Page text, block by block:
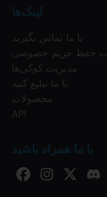
لینک‌ها
با ما تماس بگیرید
حفظ حریم خصوصی
مدیریت کوکی‌ها
با ما تبلیغ کنید
محصولات
API
با ما همراه باشید